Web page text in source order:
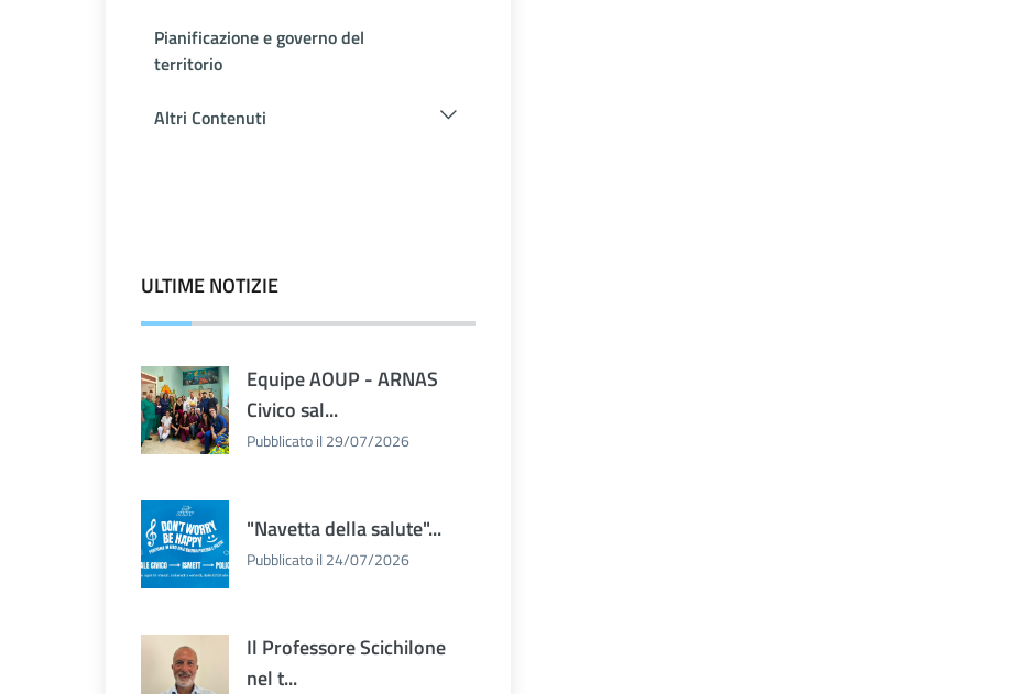
Pianificazione e governo del
territorio
Altri Contenuti
ULTIME NOTIZIE
Equipe AOUP - ARNAS
Civico sal...
Pubblicato il 29/07/2026
"Navetta della salute"...
Pubblicato il 24/07/2026
Il Professore Scichilone
nel t...